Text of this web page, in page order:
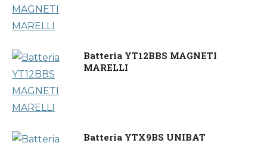
Batteria YT12BBS MAGNETI
MARELLI
Batteria YTX9BS UNIBAT